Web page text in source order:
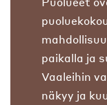
paikalla ja
Vaaleihin
näkyy ja